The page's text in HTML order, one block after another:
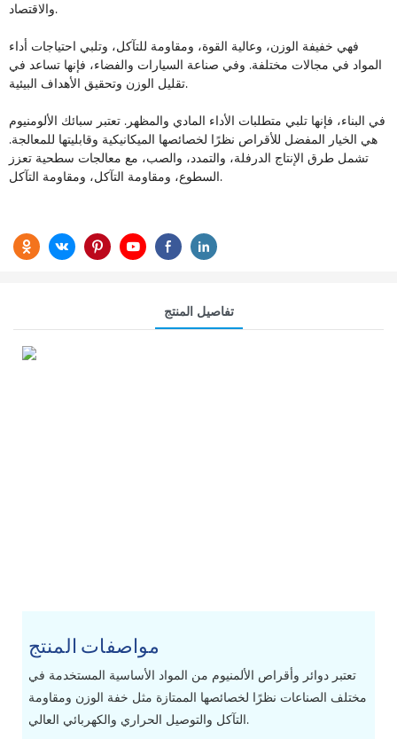
والاقتصاد.
فهي خفيفة الوزن، وعالية القوة، ومقاومة للتآكل، وتلبي احتياجات أداء
المواد في مجالات مختلفة. وفي صناعة السيارات والفضاء، فإنها تساعد في
تقليل الوزن وتحقيق الأهداف البيئية.
في البناء، فإنها تلبي متطلبات الأداء المادي والمظهر. تعتبر سبائك الألومنيوم
هي الخيار المفضل للأقراص نظرًا لخصائصها الميكانيكية وقابليتها للمعالجة.
تشمل طرق الإنتاج الدرفلة، والتمدد، والصب، مع معالجات سطحية تعزز
السطوع، ومقاومة التآكل، ومقاومة التآكل.
تفاصيل المنتج
مواصفات المنتج
تعتبر دوائر وأقراص الألمنيوم من المواد الأساسية المستخدمة في
مختلف الصناعات نظرًا لخصائصها الممتازة مثل خفة الوزن ومقاومة
التآكل والتوصيل الحراري والكهربائي العالي.